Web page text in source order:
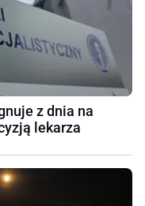
z dnia na
lekarza